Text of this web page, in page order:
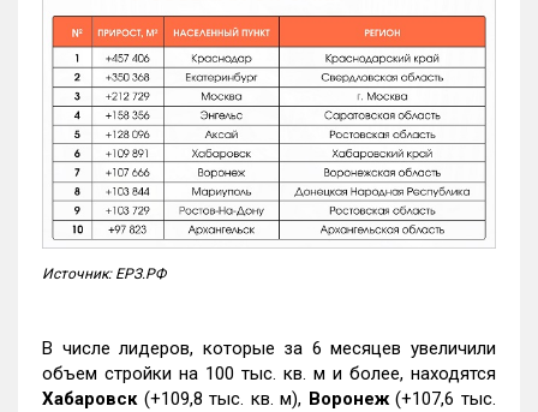
Источник: ЕРЗ.РФ
В числе лидеров, которые за 6 месяцев увеличили
объем стройки на 100 тыс. кв. м и более, находятся
Хабаровск (+109,8 тыс. кв. м), Воронеж(+107,6 тыс.